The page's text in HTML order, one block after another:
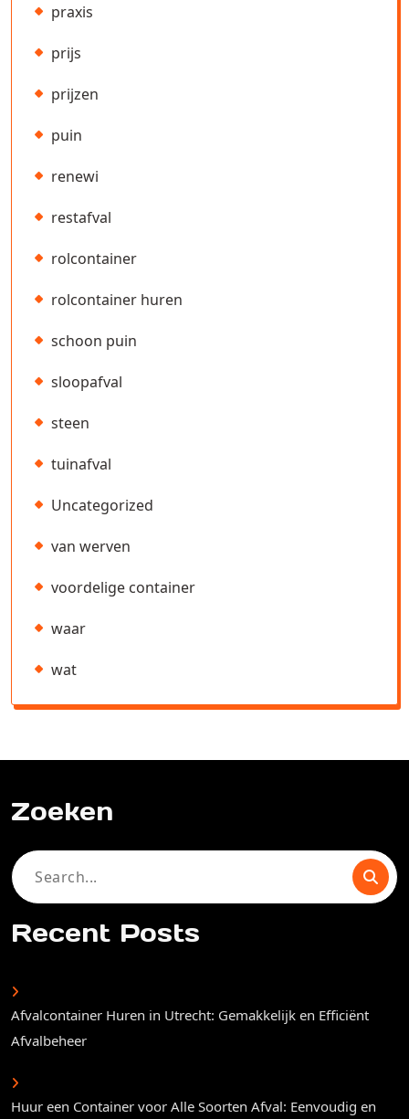
praxis
prijs
prijzen
puin
renewi
restafval
rolcontainer
rolcontainer huren
schoon puin
sloopafval
steen
tuinafval
Uncategorized
van werven
voordelige container
waar
wat
Zoeken
Search
Recent Posts
Afvalcontainer Huren in Utrecht: Gemakkelijk en Efficiënt
Afvalbeheer
Huur een Container voor Alle Soorten Afval: Eenvoudig en